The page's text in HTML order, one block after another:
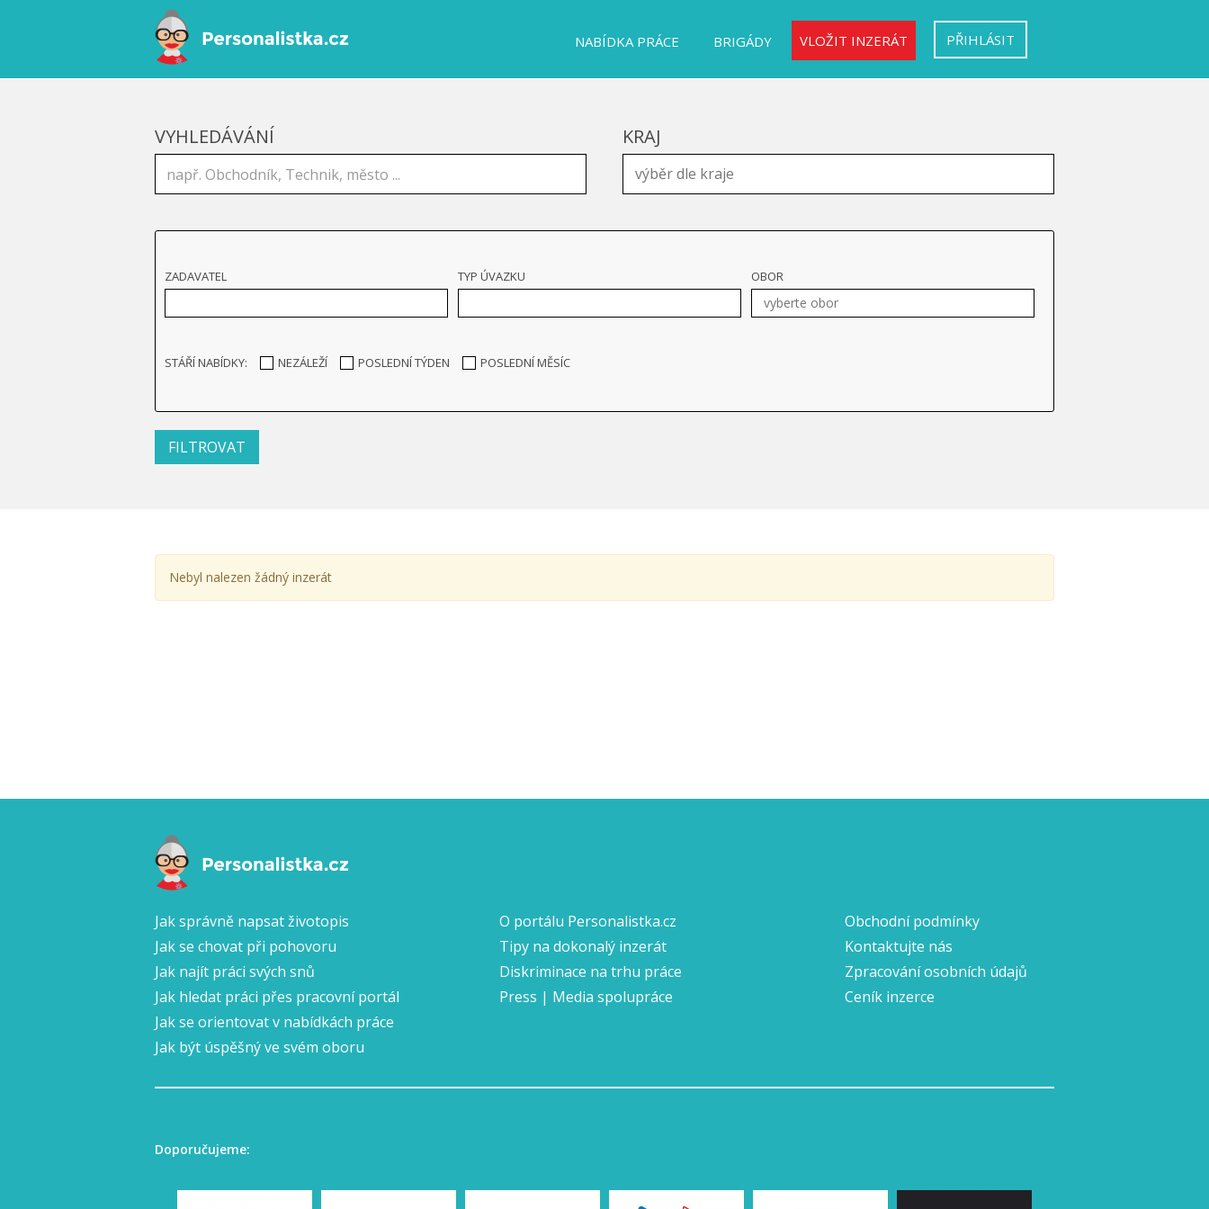
NABÍDKA PRÁCE BRIGÁDY VLOŽIT INZERÁT PŘIHLÁSIT
VYHLEDÁVÁNÍ KRAJ
ZADAVATEL TYP ÚVAZKU OBOR
STÁŘÍ NABÍDKY: NEZÁLEŽÍ POSLEDNÍ TÝDEN POSLEDNÍ MĚSÍC
Nebyl nalezen žádný inzerát
Jak správně napsat životopis
Jak se chovat při pohovoru
Jak najít práci svých snů
Jak hledat práci přes pracovní portál
Jak se orientovat v nabídkách práce
Jak být úspěšný ve svém oboru
O portálu Personalistka.cz
Tipy na dokonalý inzerát
Diskriminace na trhu práce
Press | Media spolupráce
Obchodní podmínky
Kontaktujte nás
Zpracování osobních údajů
Ceník inzerce
Doporučujeme: